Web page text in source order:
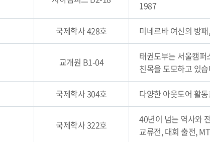
1987
국제학사 428호 미네르바 여신의 방
교개원 B1-04
태권도부는 서울캠퍼
친목을 도모하고 있
국제학사 304호 다양한 아웃도어 활
국제학사 322호
40년이 넘는 역사와
교류전, 대회 출전,